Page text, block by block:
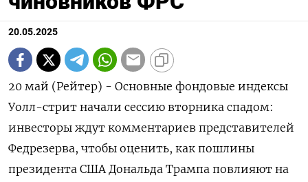
20.05.2025
20 май (Рейтер) - Основные фондовые индексы
Уолл-стрит начали сессию вторника спадом:
инвесторы ждут комментариев представителей
Федрезерва, чтобы оценить, как пошлины
президента США Дональда Трампа повлияют на